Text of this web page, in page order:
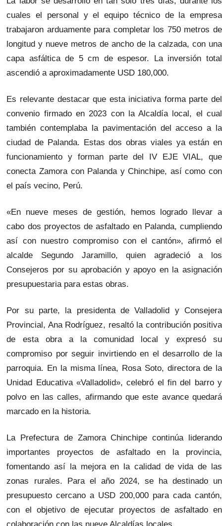
cuales el personal y el equipo técnico de la empresa
trabajaron arduamente para completar los 750 metros de
longitud y nueve metros de ancho de la calzada, con una
capa asfáltica de 5 cm de espesor. La inversión total
ascendió a aproximadamente USD 180,000.
Es relevante destacar que esta iniciativa forma parte del
convenio firmado en 2023 con la Alcaldía local, el cual
también contemplaba la pavimentación del acceso a la
ciudad de Palanda. Estas dos obras viales ya están en
funcionamiento y forman parte del IV EJE VIAL, que
conecta Zamora con Palanda y Chinchipe, así como con
el país vecino, Perú.
«En nueve meses de gestión, hemos logrado llevar a
cabo dos proyectos de asfaltado en Palanda, cumpliendo
así con nuestro compromiso con el cantón», afirmó el
alcalde Segundo Jaramillo, quien agradeció a los
Consejeros por su aprobación y apoyo en la asignación
presupuestaria para estas obras.
Por su parte, la presidenta de Valladolid y Consejera
Provincial, Ana Rodríguez, resaltó la contribución positiva
de esta obra a la comunidad local y expresó su
compromiso por seguir invirtiendo en el desarrollo de la
parroquia. En la misma línea, Rosa Soto, directora de la
Unidad Educativa «Valladolid», celebró el fin del barro y
polvo en las calles, afirmando que este avance quedará
marcado en la historia.
La Prefectura de Zamora Chinchipe continúa liderando
importantes proyectos de asfaltado en la provincia,
fomentando así la mejora en la calidad de vida de las
zonas rurales. Para el año 2024, se ha destinado un
presupuesto cercano a USD 200,000 para cada cantón,
con el objetivo de ejecutar proyectos de asfaltado en